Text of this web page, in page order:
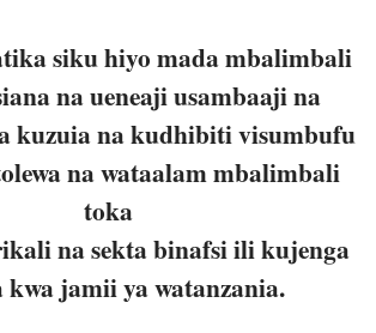
siku hiyo mada mbalimbali
na ueneaji usambaaji na
kuzuia na kudhibiti visumbufu
na wataalam mbalimbali
toka
na sekta binafsi ili kujenga
kwa jamii ya watanzania.